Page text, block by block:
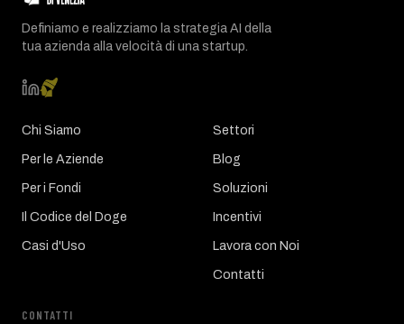
Definiamo e realizziamo la strategia AI della
tua azienda alla velocità di una startup.
Chi Siamo
Per le Aziende
Per i Fondi
Il Codice del Doge
Casi d'Uso
Settori
Blog
Soluzioni
Incentivi
Lavora con Noi
Contatti
CONTATTI